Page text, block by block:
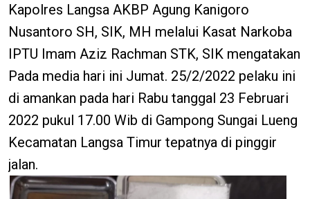
Kapolres Langsa AKBP Agung Kanigoro
Nusantoro SH, SIK, MH melalui Kasat Narkoba
IPTU Imam Aziz Rachman STK, SIK mengatakan
Pada media hari ini Jumat. 25/2/2022 pelaku ini
di amankan pada hari Rabu tanggal 23 Februari
2022 pukul 17.00 Wib di Gampong Sungai Lueng
Kecamatan Langsa Timur tepatnya di pinggir
jalan.